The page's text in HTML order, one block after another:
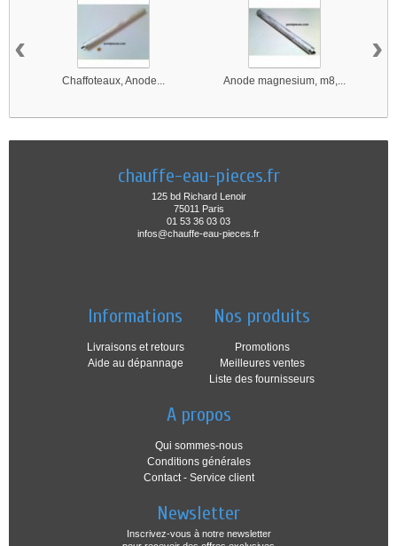
Chaffoteaux, Anode... Anode magnesium, m8,...
‹ ›
chauffe-eau-pieces.fr
125 bd Richard Lenoir
75011 Paris
01 53 36 03 03
infos@chauffe-eau-pieces.fr
Informations
Livraisons et retours
Aide au dépannage
Nos produits
Promotions
Meilleures ventes
Liste des fournisseurs
A propos
Qui sommes-nous
Conditions générales
Contact - Service client
Newsletter
Inscrivez-vous à notre newsletter